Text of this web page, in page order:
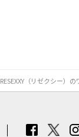
RESEXXY（リゼクシー）